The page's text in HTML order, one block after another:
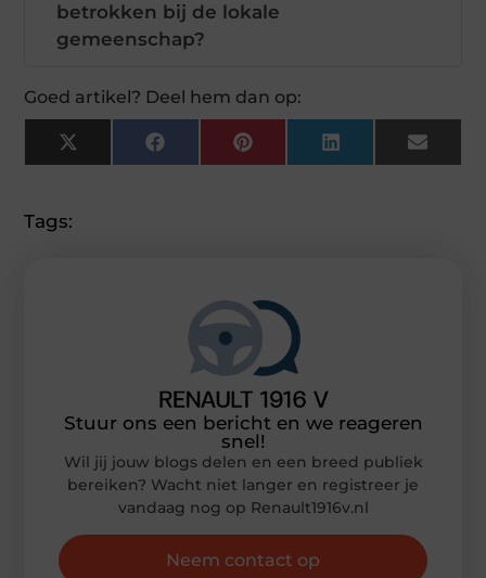
betrokken bij de lokale
gemeenschap?
Goed artikel? Deel hem dan op:
X
(Twitter)
FacebookPinterestLinkedInEmail
Tags:
Stuur ons een bericht en we reageren
snel!
Wil jij jouw blogs delen en een breed publiek
bereiken? Wacht niet langer en registreer je
vandaag nog op Renault1916v.nl
Neem contact op